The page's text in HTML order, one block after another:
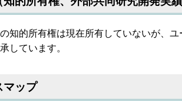
知的所有権は現在所有していないが、
しています。
マップ